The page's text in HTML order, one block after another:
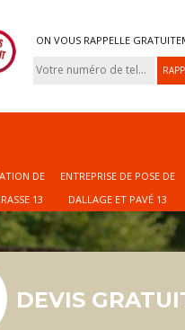
ON VOUS RAPPELLE
DE
13
ENTREPRISE DE POSE DE
DALLAGE ET PAVÉ 13
DEVIS